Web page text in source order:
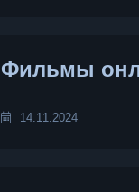
Фильмы
14.11.2024